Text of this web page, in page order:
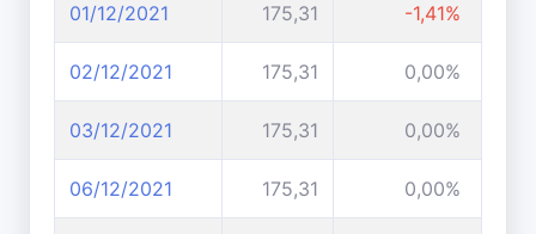
01/12/2021 175,31 -1,41%
02/12/2021 175,31 0,00%
03/12/2021 175,31 0,00%
06/12/2021 175,31 0,00%